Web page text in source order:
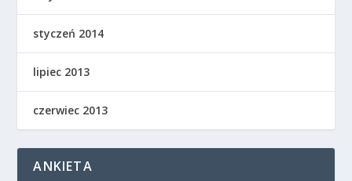
styczeń 2014
lipiec 2013
czerwiec 2013
ANKIETA